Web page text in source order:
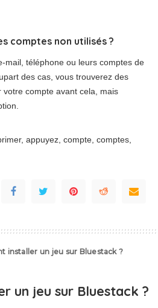
comptes non utilisés ?
mail, téléphone ou leurs comptes de
des cas, vous trouverez des
compte avant cela, mais
appuyez, compte, comptes,
installer un jeu sur Bluestack ?
un jeu sur Bluestack ?